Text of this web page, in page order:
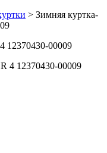
> Зимняя куртка-
12370430-00009